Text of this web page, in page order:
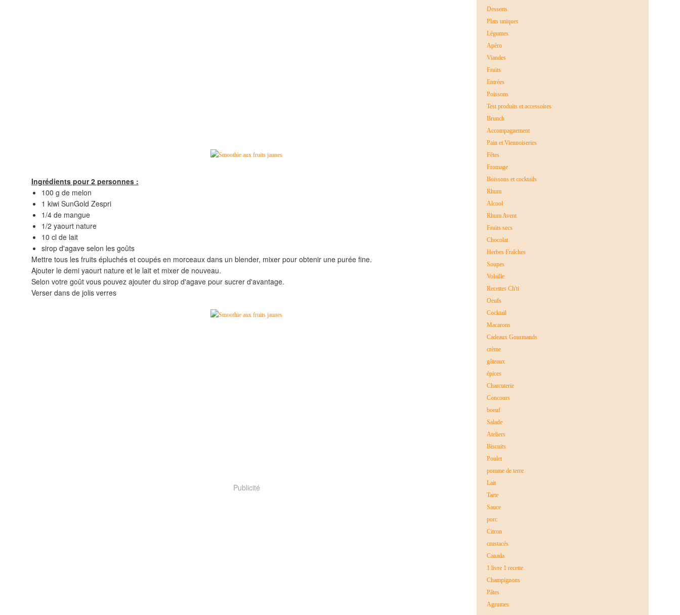
Ingrédients pour 2 personnes :
100 g de melon
1 kiwi SunGold Zespri
1/4 de mangue
1/2 yaourt nature
10 cl de lait
sirop d'agave selon les goûts
Mettre tous les fruits épluchés et coupés en morceaux dans un blender, mixer pour obtenir une purée fine.
Ajouter le demi yaourt nature et le lait et mixer de nouveau.
Selon votre goût vous pouvez ajouter du sirop d'agave pour sucrer d'avantage.
Verser dans de jolis verres
Publicité
Desserts
Plats uniques
Légumes
Apéro
Viandes
Fruits
Entrées
Poissons
Test produits et accessoires
Brunch
Accompagnement
Pain et Viennoiseries
Fêtes
Fromage
Boissons et cocktails
Rhum
Alcool
Rhum Avent
Fruits secs
Chocolat
Herbes Fraîches
Soupes
Volaille
Recettes Ch'ti
Oeufs
Cocktail
Macarons
Cadeaux Gourmands
crème
gâteaux
épices
Charcuterie
Concours
boeuf
Salade
Ateliers
Biscuits
Poulet
pomme de terre
Lait
Tarte
Sauce
porc
Citron
crustacés
Canada
1 livre 1 recette
Champignons
Pâtes
Agrumes